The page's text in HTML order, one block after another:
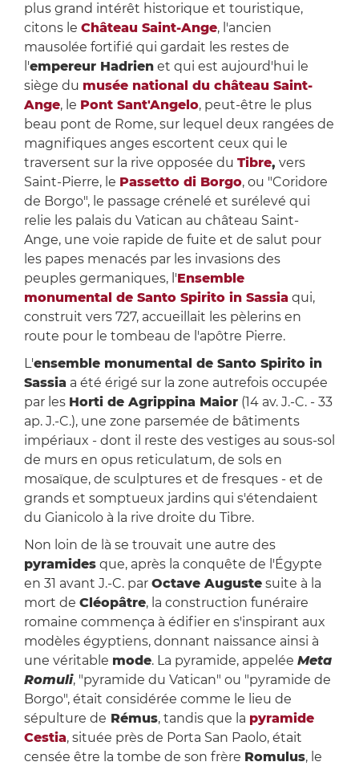
plus grand intérêt historique et touristique,
citons le Château Saint-Ange, l'ancien
mausolée fortifié qui gardait les restes de
l'empereur Hadrienet qui est aujourd'hui le
siège du musée national du château Saint-
Ange, le Pont Sant'Angelo, peut-être le plus
beau pont de Rome, sur lequel deux rangées de
magnifiques anges escortent ceux qui le
traversent sur la rive opposée du Tibre, vers
Saint-Pierre, le Passetto di Borgo, ou "Coridore
de Borgo", le passage crénelé et surélevé qui
relie les palais du Vatican au château Saint-
Ange, une voie rapide de fuite et de salut pour
les papes menacés par les invasions des
peuples germaniques, l'Ensemble
monumental de Santo Spirito in Sassiaqui,
construit vers 727, accueillait les pèlerins en
route pour le tombeau de l'apôtre Pierre.
L'ensemble monumental de Santo Spirito in
Sassia a été érigé sur la zone autrefois occupée
par les Horti de Agrippina Maior(14 av. J.-C. - 33
ap. J.-C.), une zone parsemée de bâtiments
impériaux - dont il reste des vestiges au sous-sol
de murs en opus reticulatum, de sols en
mosaïque, de sculptures et de fresques - et de
grands et somptueux jardins qui s'étendaient
du Gianicolo à la rive droite du Tibre.
Non loin de là se trouvait une autre des
pyramidesque, après la conquête de l'Égypte
en 31 avant J.-C. par Octave Augustesuite à la
mort de Cléopâtre, la construction funéraire
romaine commença à édifier en s'inspirant aux
modèles égyptiens, donnant naissance ainsi à
une véritable mode. La pyramide, appelée Meta
Romuli, "pyramide du Vatican" ou "pyramide de
Borgo", était considérée comme le lieu de
sépulture de Rémus, tandis que la pyramide
Cestia, située près de Porta San Paolo, était
censée être la tombe de son frère Romulus, le